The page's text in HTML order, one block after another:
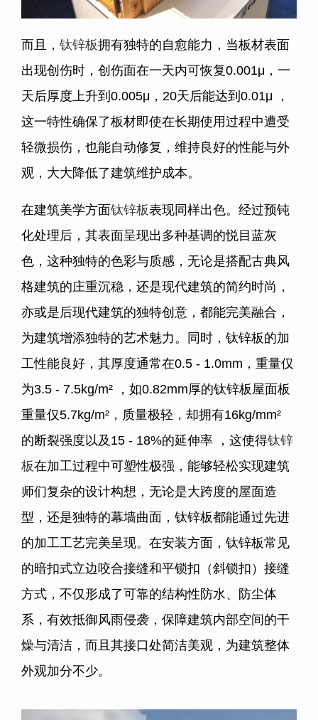
而且， 钛锌板拥有独特的自愈能力，当板材表面
出现创伤时，创伤面在一天内可恢复0.001μ，一
天后厚度上升到0.005μ，20天后能达到0.01μ ，
这一特性确保了板材即使在长期使用过程中遭受
轻微损伤，也能自动修复，维持良好的性能与外
观，大大降低了建筑维护成本。
在建筑美学方面钛锌板表现同样出色。经过预钝
化处理后，其表面呈现出多种基调的悦目蓝灰
色，这种独特的色彩与质感，无论是搭配古典风
格建筑的庄重沉稳，还是现代建筑的简约时尚，
亦或是后现代建筑的独特创意，都能完美融合，
为建筑增添独特的艺术魅力。同时，钛锌板的加
工性能良好，其厚度通常在0.5 - 1.0mm，重量仅
为3.5 - 7.5kg/m² ，如0.82mm厚的钛锌板屋面板
重量仅5.7kg/m²，质量极轻，却拥有16kg/mm²
的断裂强度以及15 - 18%的延伸率 ，这使得钛锌
板在加工过程中可塑性极强，能够轻松实现建筑
师们复杂的设计构想，无论是大跨度的屋面造
型，还是独特的幕墙曲面，钛锌板都能通过先进
的加工工艺完美呈现。在安装方面，钛锌板常见
的暗扣式立边咬合接缝和平锁扣（斜锁扣）接缝
方式，不仅形成了可靠的结构性防水、防尘体
系，有效抵御风雨侵袭，保障建筑内部空间的干
燥与清洁，而且其接口处简洁美观，为建筑整体
外观加分不少。